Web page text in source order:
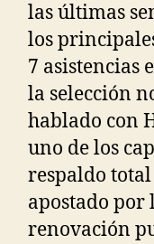
las últimas
los
7 asistencias
la selección
hablado con
uno de los
respaldo
apostado por
renovación